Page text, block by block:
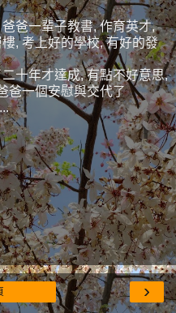
爸一輩子教書, 作育英才,
, 考上好的學校, 有好的發
十年才達成, 有點不好意思,
爸一個安慰與交代了
›